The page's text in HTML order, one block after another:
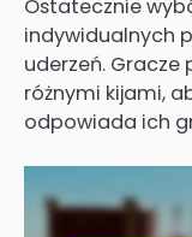
Ostatecznie
indywidualnych
uderzeń.
różnymi kijami,
odpowiada ich